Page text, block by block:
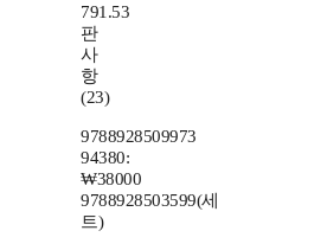
791.53
판
사
항
(23)
9788928509973
94380:
₩38000
9788928503599(세
트)